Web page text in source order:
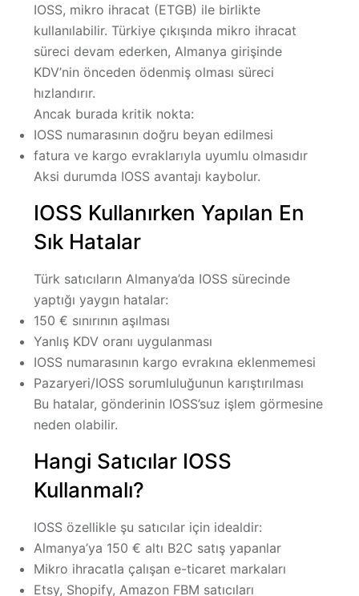
IOSS, mikro ihracat (ETGB) ile birlikte
kullanılabilir. Türkiye çıkışında mikro ihracat
süreci devam ederken, Almanya girişinde
KDV’nin önceden ödenmiş olması süreci
hızlandırır.
Ancak burada kritik nokta:
IOSS numarasının doğru beyan edilmesi
fatura ve kargo evraklarıyla uyumlu olmasıdır
Aksi durumda IOSS avantajı kaybolur.
IOSS Kullanırken Yapılan En
Sık Hatalar
Türk satıcıların Almanya’da IOSS sürecinde
yaptığı yaygın hatalar:
150 € sınırının aşılması
Yanlış KDV oranı uygulanması
IOSS numarasının kargo evrakına eklenmemesi
Pazaryeri/IOSS sorumluluğunun karıştırılması
Bu hatalar, gönderinin IOSS’suz işlem görmesine
neden olabilir.
Hangi Satıcılar IOSS
Kullanmalı?
IOSS özellikle şu satıcılar için idealdir:
Almanya’ya 150 € altı B2C satış yapanlar
Mikro ihracatla çalışan e-ticaret markaları
Etsy, Shopify, Amazon FBM satıcıları